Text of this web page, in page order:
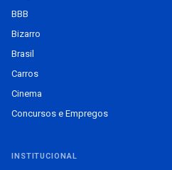
BBB
Bizarro
Brasil
Carros
Cinema
Concursos e Empregos
INSTITUCIONAL